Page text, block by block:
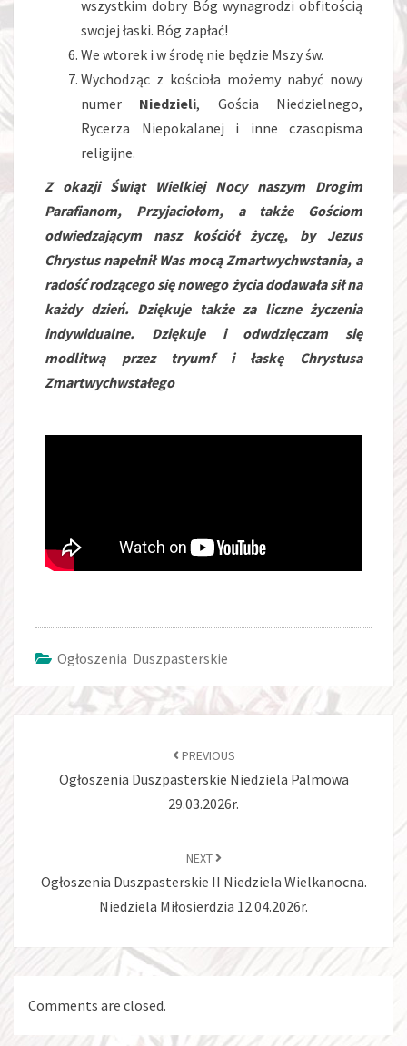
wszystkim dobry Bóg wynagrodzi obfitością
swojej łaski. Bóg zapłać!
We wtorek i w środę nie będzie Mszy św.
Wychodząc z kościoła możemy nabyć nowy
numer Niedzieli, Gościa Niedzielnego,
Rycerza Niepokalanej i inne czasopisma
religijne.
Z okazji Świąt Wielkiej Nocy naszym Drogim
Parafianom, Przyjaciołom, a także Gościom
odwiedzającym nasz kościół życzę, by Jezus
Chrystus napełnił Was mocą Zmartwychwstania, a
radość rodzącego się nowego życia dodawała sił na
każdy dzień. Dziękuje także za liczne życzenia
indywidualne. Dziękuje i odwdzięczam się
modlitwą przez tryumf i łaskę Chrystusa
Zmartwychwstałego
Ogłoszenia Duszpasterskie
PREVIOUS
Ogłoszenia Duszpasterskie Niedziela Palmowa
29.03.2026r.
NEXT
Ogłoszenia Duszpasterskie II Niedziela Wielkanocna.
Niedziela Miłosierdzia 12.04.2026r.
Comments are closed.